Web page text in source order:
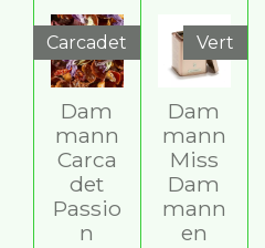
i
o
s s s
é
v
a
u
a
t
i
o
n
Carcadet
Dam
mann
Carca
det
Passio
n
Vert
Dam
mann
Miss
Dam
mann
en